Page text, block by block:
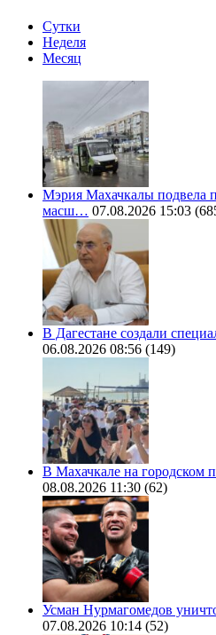
Сутки
Неделя
Месяц
Мэрия Махачкалы подвела
масш… 07.08.2026 15:03
В Дагестане создали
06.08.2026 08:56 (149)
В Махачкале на городском
08.08.2026 11:30 (62)
Усман Нурмагомедов
07.08.2026 10:14 (52)